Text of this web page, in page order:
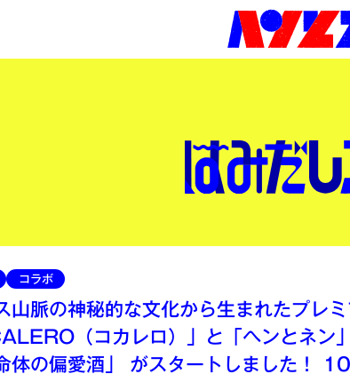
コラボ
山脈の神秘的な文化から生まれたプレ
（コカレロ）」と「ヘンとネン
体の偏愛酒」 がスタートしました！